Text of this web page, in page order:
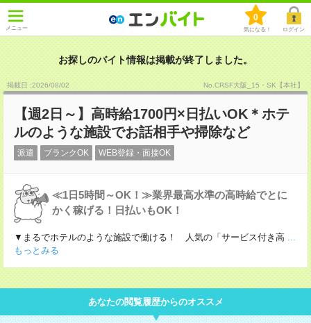
メニュー
0
気になる！ ログイン
お探しのバイト情報は掲載が終了しました。
掲載日 :2026/08/02 No.CRSF大阪_15・SK【本社】
【週2日～】高時給1700円×日払いOK＊ホテ
ルのような施設でお話相手や掃除など
派遣 ブランクOK WEB登録・面接OK
≪1日5時間～OK！≫業界最高水準の高時給でとに
かく稼げる！日払いもOK！
▼まるでホテルのような施設で働ける！ 人気の「サービス付き高 ...
もっとみる
あなたの閲覧履歴からのオススメ